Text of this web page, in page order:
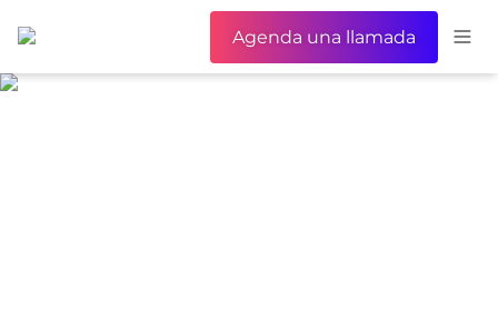
Agenda una llamada